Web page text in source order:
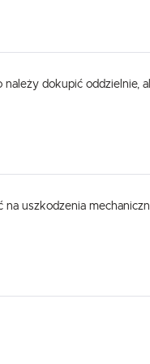
dokupić oddzielnie,
uszkodzenia